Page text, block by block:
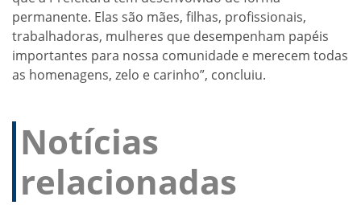
permanente. Elas são mães, filhas, profissionais,
trabalhadoras, mulheres que desempenham papéis
importantes para nossa comunidade e merecem todas
as homenagens, zelo e carinho”, concluiu.
Notícias
relacionadas